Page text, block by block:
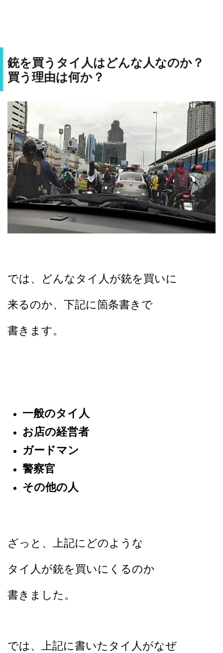
銃を買うタイ人はどんな人なのか？
買う理由は何か？
では、どんなタイ人が銃を買いに
来るのか、下記に箇条書きで
書きます。
一般のタイ人
お店の経営者
ガードマン
警察官
その他の人
ざっと、上記にどのような
タイ人が銃を買いにくるのか
書きました。
では、上記に書いたタイ人がなぜ